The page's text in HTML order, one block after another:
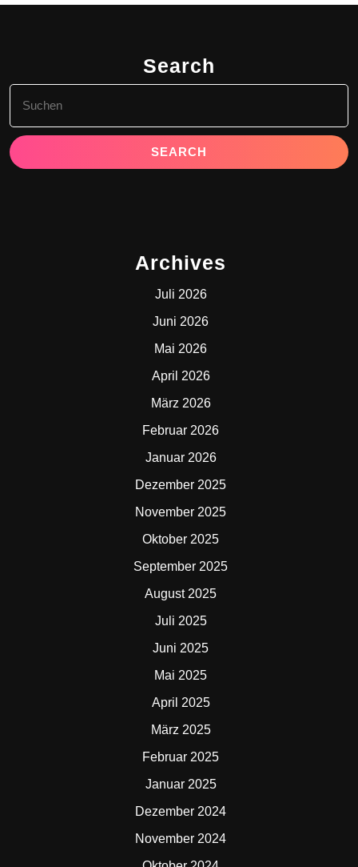
Search
for:
Archives
Juli 2026
Juni 2026
Mai 2026
April 2026
März 2026
Februar 2026
Januar 2026
Dezember 2025
November 2025
Oktober 2025
September 2025
August 2025
Juli 2025
Juni 2025
Mai 2025
April 2025
März 2025
Februar 2025
Januar 2025
Dezember 2024
November 2024